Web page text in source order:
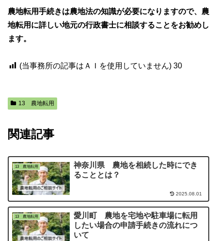
農地転用手続きは農地法の知識が必要になりますので、農
地転用に詳しい地元の行政書士に相談することをお勧めし
ます。
(当事務所の記事はＡＩを使用していません) 30
13 農地転用
関連記事
13 農地転用
神奈川県 農地を相続した時にでき
ることとは？
2025.08.01
13 農地転用
愛川町 農地を宅地や駐車場に転用
したい場合の申請手続きの流れにつ
いて